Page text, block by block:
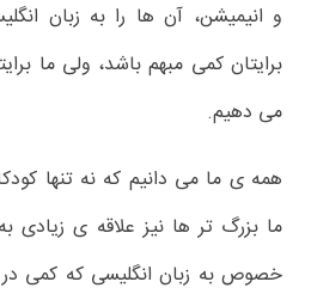
و انیمیشن، آن ها را به زبان
برایتان کمی مبهم باشد، ولی ما
می دهیم.
همه ی ما می دانیم که نه تنها
ما بزرگ تر ها نیز علاقه ی زیادی
خصوص به زبان انگلیسی که کمی